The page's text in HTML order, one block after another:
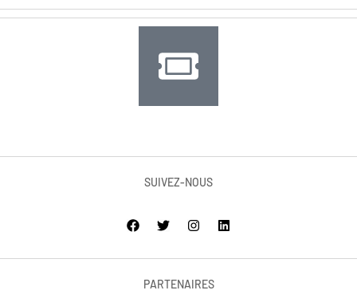
SUIVEZ-NOUS
PARTENAIRES